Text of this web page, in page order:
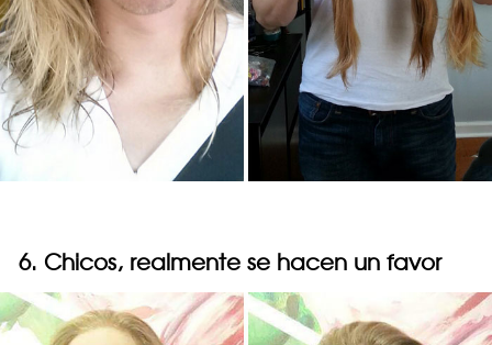
6. Chicos, realmente se hacen un favor